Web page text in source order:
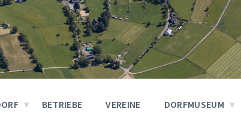
BETRIEBE VEREINE DORFMUSEUM